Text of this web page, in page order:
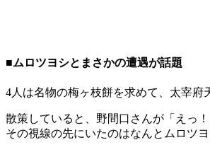
■ムロツヨシとまさかの遭遇が話題
4人は名物の梅ヶ枝餅を求めて、太宰府
散策していると、野間口さんが「えっ
その視線の先にいたのはなんとムロツヨ